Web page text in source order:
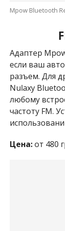
Mpow Bluetooth
Адаптер
если ваш
разъем. Для
Nulaxy
любому
частоту FM.
Цена:от 480